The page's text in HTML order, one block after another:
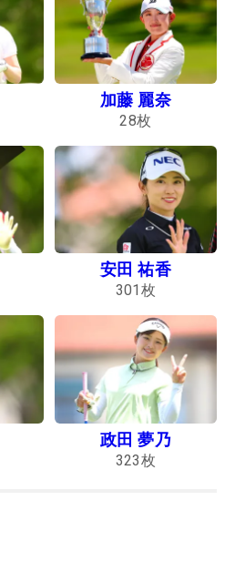
加藤 麗奈
28枚
安田 祐香
301 枚
政田 夢乃
323枚